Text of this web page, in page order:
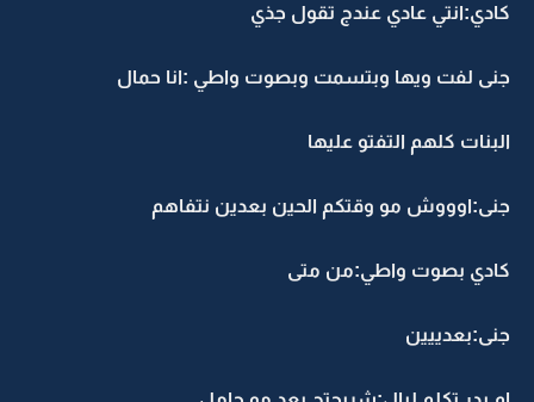
كادي:انتي عادي عندج تقول جذي
جنى لفت ويها وبتسمت وبصوت واطي :انا حمال
البنات كلهم التفتو عليها
جنى:اوووش مو وقتكم الحين بعدين نتفاهم
كادي بصوت واطي:من متى
جنى:بعدييين